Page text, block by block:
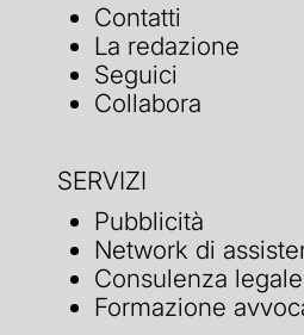
Contatti
La redazione
Seguici
Collabora
SERVIZI
Pubblicità
Network di
Consulenza
Formazione